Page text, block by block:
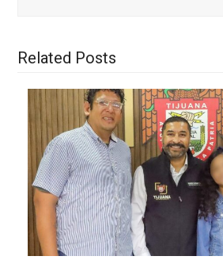
Related Posts